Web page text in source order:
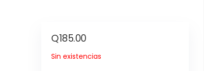
Q185.00
Sin existencias